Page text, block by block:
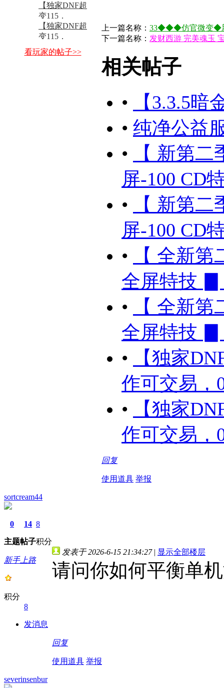
115】-100%CD
...
【独家DNF超
变115，
新】-100%CD
全 ...
【独家DNF超
变115，
新】-100%CD
全 ...
看玩家的帖子>>
上一篇名称： 33◆◆◆仿官微变◆
下一篇名称： 发财西游 完美魂玉
相关帖子
•
【3.3.5暗
• 纯净公益
•
【 新第
屏-100 CD
•
【 新第
屏-100 CD
•
【 全新
全屏特技 ▊
•
【 全新
全屏特技 ▊
•
【独家
作可交易，
•
【独家
作可交易，
回复
使用道具 举报
sortcream44
0
主题
14
帖子
8
积分
新手上路
积分
8
发消息
发表于 2026-6-15 21:34:27 | 显示全部楼层
请问你如何平衡单
回复
使用道具 举报
severinsenbur